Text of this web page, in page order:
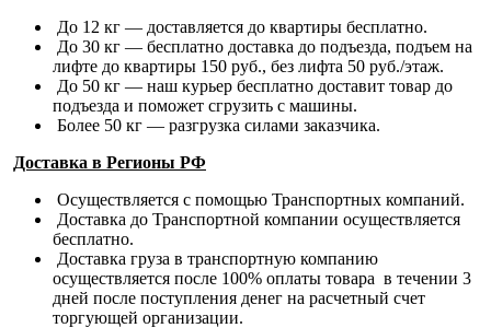
До 12 кг — доставляется до квартиры бесплатно.
До 30 кг — бесплатно доставка до подъезда, подъем на
лифте до квартиры 150 руб., без лифта 50 руб./этаж.
До 50 кг — наш курьер бесплатно доставит товар до
подъезда и поможет сгрузить с машины.
Более 50 кг — разгрузка силами заказчика.
Доставка в Регионы РФ
Осуществляется с помощью Транспортных компаний.
Доставка до Транспортной компании осуществляется
бесплатно.
Доставка груза в транспортную компанию
осуществляется после 100% оплаты товара в течении 3
дней после поступления денег на расчетный счет
торгующей организации.